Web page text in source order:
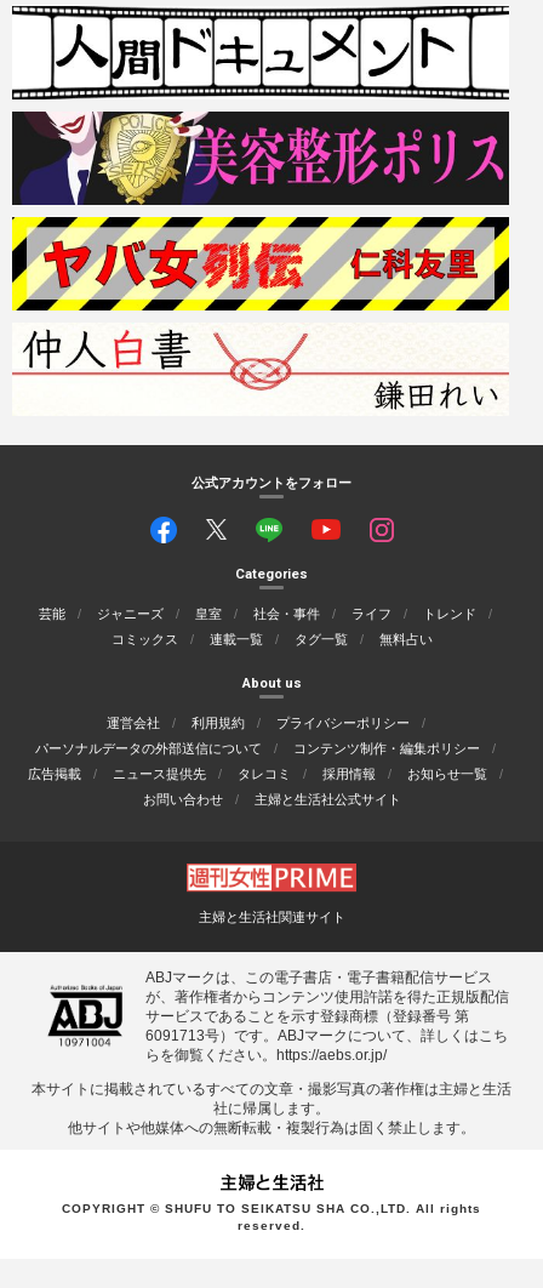
公式アカウントをフォロー
Categories
芸能 ジャニーズ 皇室 社会・事件 ライフ
トレンド
コミックス
連載一覧 タグ一覧 無料占い
About us
運営会社 利用規約
プライバシーポリシー
パーソナルデータの外部送信について
コンテンツ制作・編集ポリシー
広告掲載
ニュース提供先 タレコミ 採用情報
お知らせ一覧
お問い合わせ
主婦と生活社公式サイト
主婦と生活社関連サイト
ABJマークは、この電子書店・電子書籍配信サービス
が、著作権者からコンテンツ使用許諾を得た正規版配信
サービスであることを示す登録商標（登録番号 第
6091713号）です。ABJマークについて、詳しくはこち
らを御覧ください。 https://aebs.or.jp/
本サイトに掲載されているすべての⽂章・撮影写真の著作権は主婦と⽣活
社に帰属します。
他サイトや他媒体への無断転載・複製⾏為は固く禁⽌します。
COPYRIGHT © SHUFU TO SEIKATSU SHA CO.,LTD. All rights
reserved.